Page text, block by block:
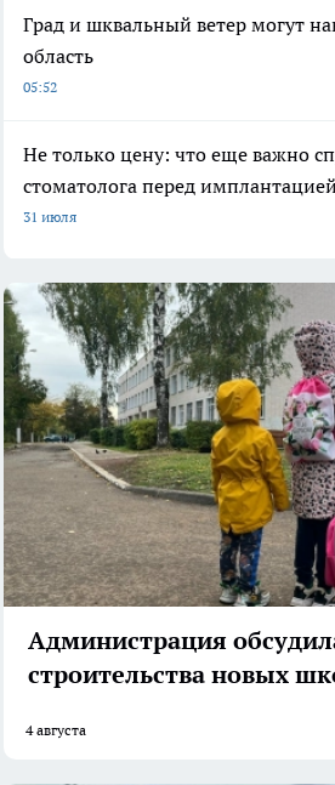
Град и шквальный ветер могут
область
05:52
Не только цену: что еще важно
стоматолога перед
31 июля
Администрация
строительства новых
4 августа